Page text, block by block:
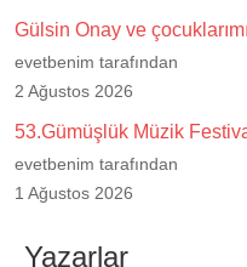
Gülsin Onay ve
evetbenim tarafından
2 Ağustos 2026
53.Gümüşlük Müzik
evetbenim tarafından
1 Ağustos 2026
Yazarlar